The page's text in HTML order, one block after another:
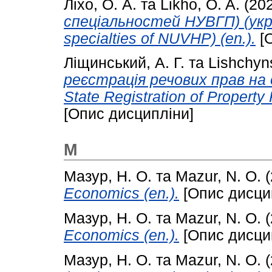
Ліхо, О. А. та Likho, O. A.
спеціальностей НУВГП)
specialties of NUVHP) (en.).
Ліщинський, А. Г. та
реєстрація речових прав
State Registration of
[Опис дисципліни]
М
Мазур, Н. О. та Mazur, N. O.
Economics (en.). [Опис
Мазур, Н. О. та Mazur, N. O.
Economics (en.). [Опис
Мазур, Н. О. та Mazur, N. O.